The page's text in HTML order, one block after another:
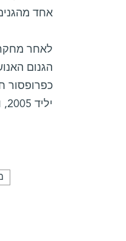
אחד
לאחר מחקר
כפרופסור
יליד 2005, וניצן, יליד 2008.